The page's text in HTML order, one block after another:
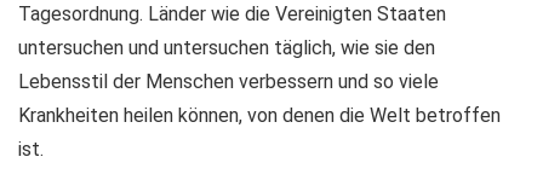
Tagesordnung. Länder wie die Vereinigten Staaten
untersuchen und untersuchen täglich, wie sie den
Lebensstil der Menschen verbessern und so viele
Krankheiten heilen können, von denen die Welt betroffen
ist.